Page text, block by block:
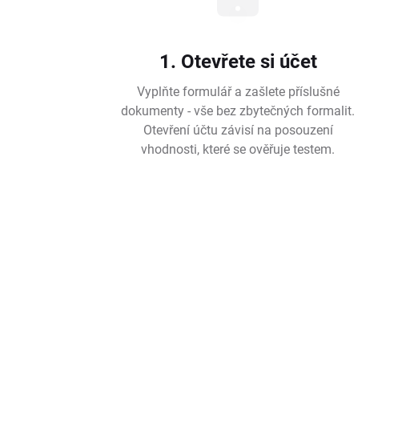
1. Otevřete si účet
Vyplňte formulář a zašlete příslušné
dokumenty - vše bez zbytečných formalit.
Otevření účtu závisí na posouzení
vhodnosti, které se ověřuje testem.